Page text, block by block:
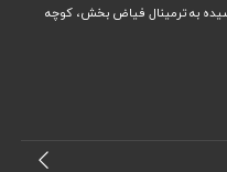
به ترمینال فیاض بخش، کوچه